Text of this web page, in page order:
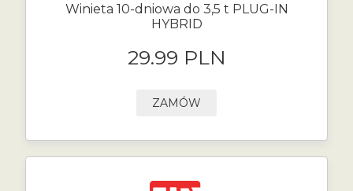
Winieta 10-dniowa do 3,5 t PLUG-IN
HYBRID
29.99 PLN
ZAMÓW